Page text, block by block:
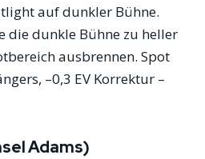
auf dunkler Bühne.
die dunkle Bühne zu heller
ausbrennen. Spot
–0,3 EV Korrektur –
Adams)